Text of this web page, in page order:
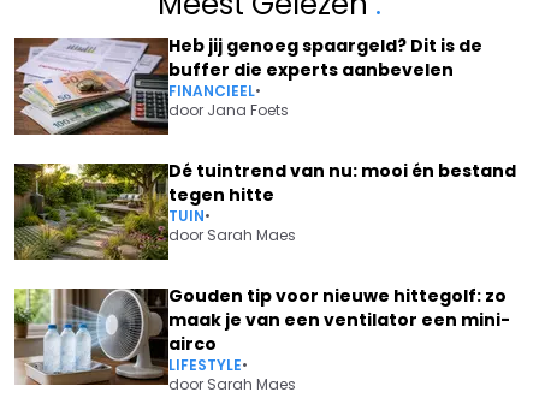
Heb jij genoeg spaargeld? Dit is de
buffer die experts aanbevelen
FINANCIEEL•
door Jana Foets
Dé tuintrend van nu: mooi én bestand
tegen hitte
TUIN•
door Sarah Maes
Gouden tip voor nieuwe hittegolf: zo
maak je van een ventilator een mini-
airco
LIFESTYLE•
door Sarah Maes